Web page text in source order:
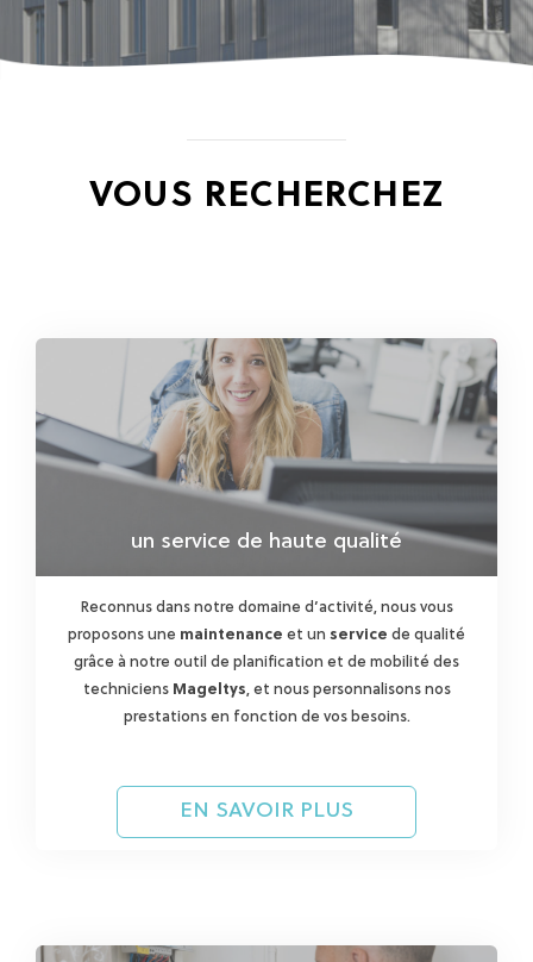
VOUS RECHERCHEZ
un service de haute qualité
Reconnus dans notre domaine d’activité, nous vous
proposons une maintenance et un service de qualité
grâce à notre outil de planification et de mobilité des
techniciens Mageltys, et nous personnalisons nos
prestations en fonction de vos besoins.
EN SAVOIR PLUS